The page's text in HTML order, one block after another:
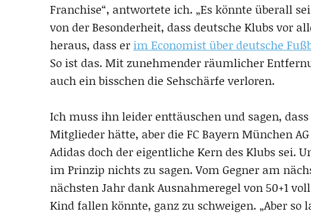
Franchise“, antwortete ich. „Es könnte überall
von der Besonderheit, dass deutsche Klubs vor
heraus, dass er im Economist über deutsche
So ist das. Mit zunehmender räumlicher
auch ein bisschen die Sehschärfe verloren.
Ich muss ihn leider enttäuschen und sagen,
Mitglieder hätte, aber die FC Bayern München
Adidas doch der eigentliche Kern des Klubs sei.
im Prinzip nichts zu sagen. Vom Gegner am
nächsten Jahr dank Ausnahmeregel von 50+1
Kind fallen könnte, ganz zu schweigen. „Aber